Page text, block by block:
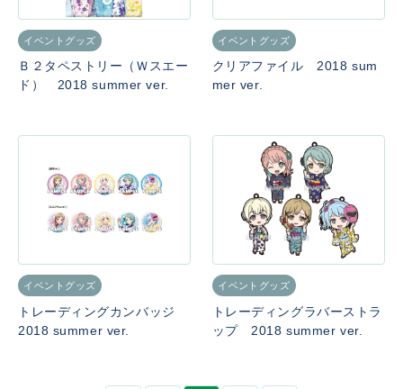
イベントグッズ
Ｂ２タペストリー（Ｗスエー
ド） 2018 summer ver.
イベントグッズ
クリアファイル 2018 sum
mer ver.
イベントグッズ
トレーディングカンバッジ
2018 summer ver.
イベントグッズ
トレーディングラバーストラ
ップ 2018 summer ver.